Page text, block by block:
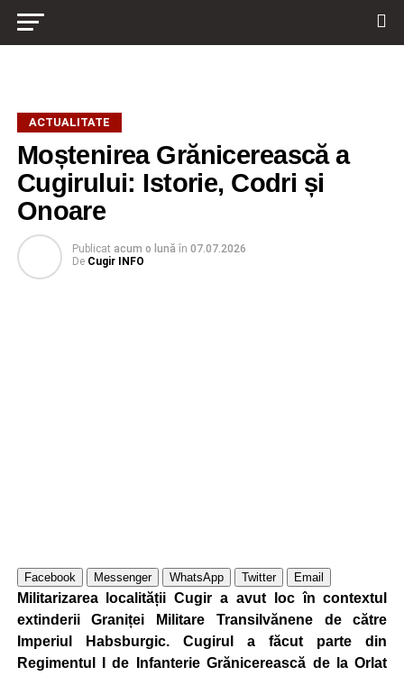
ACTUALITATE
Moștenirea Grănicerească a
Cugirului: Istorie, Codri și
Onoare
Publicat acum o lună în 07.07.2026
De Cugir INFO
Facebook Messenger WhatsApp Twitter Email
Militarizarea localității Cugir a avut loc în contextul
extinderii Graniței Militare Transilvănene de către
Imperiul Habsburgic. Cugirul a făcut parte din
Regimentul I de Infanterie Grănicerească de la Orlat